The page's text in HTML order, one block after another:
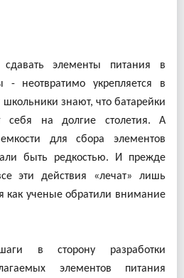
элементы питания в
- неотвратимо укрепляется в
знают, что батарейки
себя на долгие столетия. А
для сбора элементов
быть редкостью. И прежде
эти действия «лечат» лишь
как ученые обратили внимание
в сторону разработки
элементов питания